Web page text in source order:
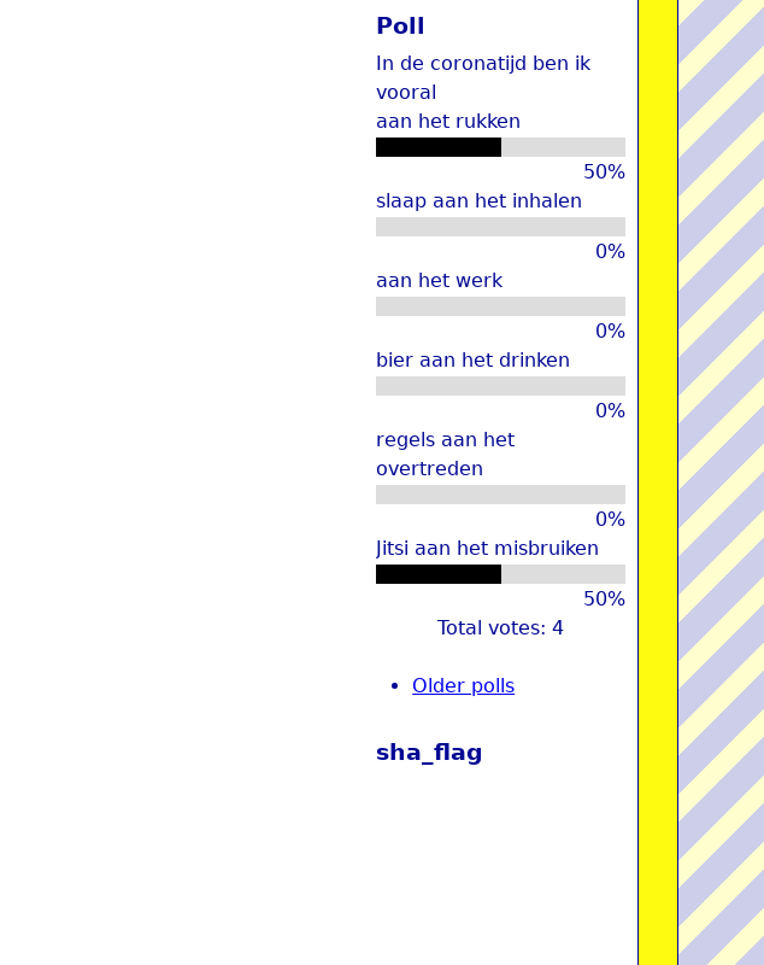
Poll
In de coronatijd ben ik
vooral
aan het rukken
50%
slaap aan het inhalen
0%
aan het werk
0%
bier aan het drinken
0%
regels aan het
overtreden
0%
Jitsi aan het misbruiken
50%
Total votes: 4
Older polls
sha_flag